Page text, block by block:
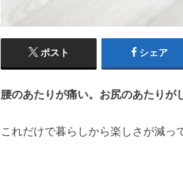
ポスト シェア
腰のあたりが痛い。お尻のあたりが
これだけで暮らしから楽しさが減っ